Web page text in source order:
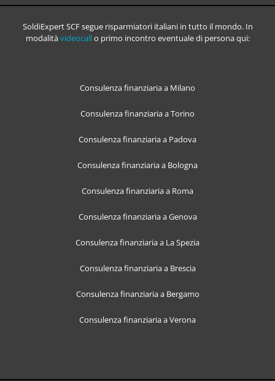
SoldiExpert SCF segue risparmiatori italiani in tutto il mondo. In
modalitàvideocallo primo incontro eventuale di persona qui:
Consulenza finanziaria a Milano
Consulenza finanziaria a Torino
Consulenza finanziaria a Padova
Consulenza finanziaria a Bologna
Consulenza finanziaria a Roma
Consulenza finanziaria a Genova
Consulenza finanziaria a La Spezia
Consulenza finanziaria a Brescia
Consulenza finanziaria a Bergamo
Consulenza finanziaria a Verona